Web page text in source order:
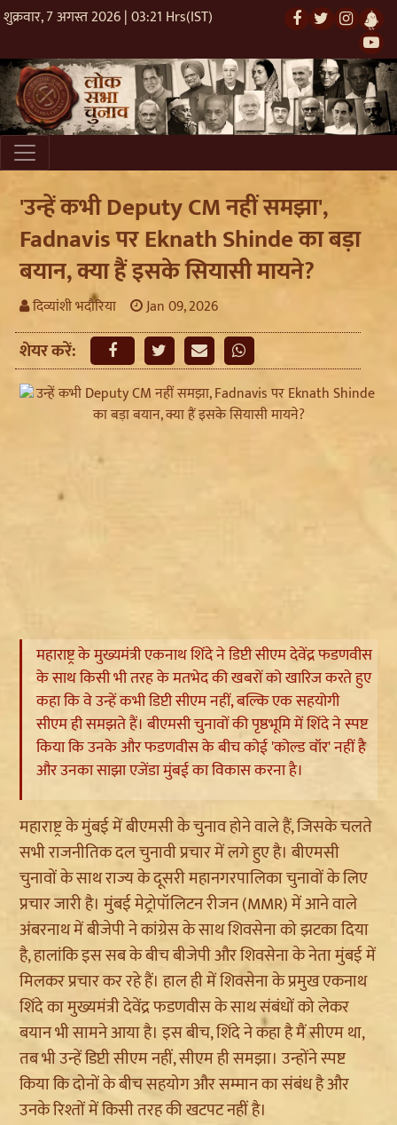
शुक्रवार, 7 अगस्त 2026 | 03:21 Hrs(IST)
'उन्हें कभी Deputy CM नहीं समझा',
Fadnavis पर Eknath Shinde का बड़ा
बयान, क्या हैं इसके सियासी मायने?
दिव्यांशी भदौरिया Jan 09, 2026
शेयर करें:
महाराष्ट्र के मुख्यमंत्री एकनाथ शिंदे ने डिप्टी सीएम देवेंद्र फडणवीस
के साथ किसी भी तरह के मतभेद की खबरों को खारिज करते हुए
कहा कि वे उन्हें कभी डिप्टी सीएम नहीं, बल्कि एक सहयोगी
सीएम ही समझते हैं। बीएमसी चुनावों की पृष्ठभूमि में शिंदे ने स्पष्ट
किया कि उनके और फडणवीस के बीच कोई 'कोल्ड वॉर' नहीं है
और उनका साझा एजेंडा मुंबई का विकास करना है।
महाराष्ट्र के मुंबई मेंबीएमसीके चुनाव होने वाले हैं, जिसके चलते
सभी राजनीतिक दल चुनावी प्रचार में लगे हुए है।बीएमसी
चुनावों के साथ राज्य के दूसरीमहानगरपालिकाचुनावों के लिए
प्रचार जारी है। मुंबईमेट्रोपॉलिटनरीजन(MMR)में आने वाले
अंबरनाथमें बीजेपी ने कांग्रेस के साथ शिवसेना को झटका दिया
है, हालांकि इस सब के बीच बीजेपी और शिवसेना के नेता मुंबई में
मिलकर प्रचार कर रहे हैं। हाल ही में शिवसेना के प्रमुखएकनाथ
शिंदेका मुख्यमंत्री देवेंद्रफडणवीसके साथ संबंधों को लेकर
बयान भी सामने आया है। इस बीच,शिंदेने कहा है मैंसीएमथा,
तब भी उन्हें डिप्टीसीएमनहीं,सीएमही समझा। उन्होंने स्पष्ट
किया कि दोनों के बीच सहयोग और सम्मान का संबंध है और
उनके रिश्तों में किसी तरह की खटपट नहीं है।